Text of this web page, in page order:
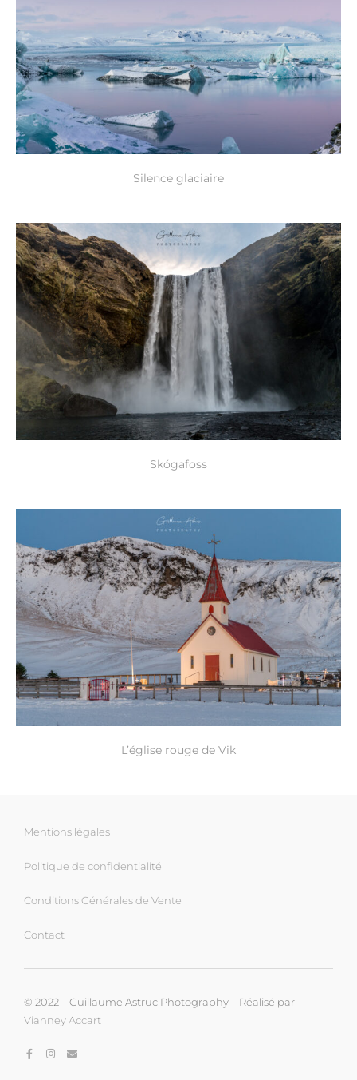
Silence glaciaire
Skógafoss
L’église rouge de Vik
Mentions légales
Politique de confidentialité
Conditions Générales de Vente
Contact
© 2022 – Guillaume Astruc Photography – Réalisé par
Vianney Accart